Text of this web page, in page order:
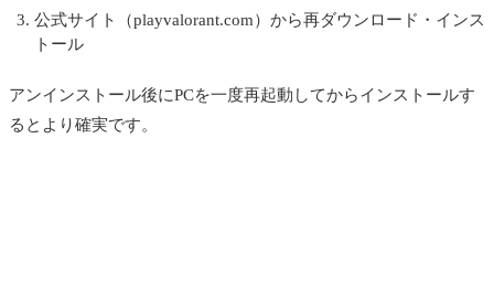
公式サイト（playvalorant.com）から再ダウンロード・インス
トール
アンインストール後にPCを一度再起動してからインストールす
るとより確実です。